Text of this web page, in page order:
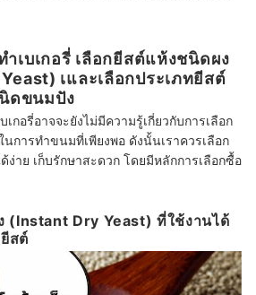
ำเบเกอรี่ เลือกยีสต์แห้งชนิดผง
เและเลือกประเภทยีสต์
ดขนมปัง
กอรี่อาจจะยังไม่มีความรู้เกี่ยวกับการเลือก
การทำขนมที่เพียงพอ ดังนั้นเราควรเลือก
าย เก็บรักษาสะดวก โดยมีหลักการเลือกซื้อ
(Instant Dry Yeast) ที่ใช้งานได้
สต์